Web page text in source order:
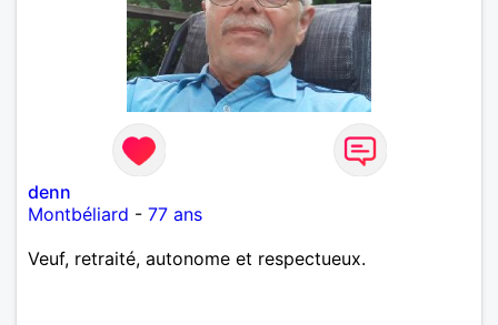
denn
Montbéliard - 77 ans
Veuf, retraité, autonome et respectueux.